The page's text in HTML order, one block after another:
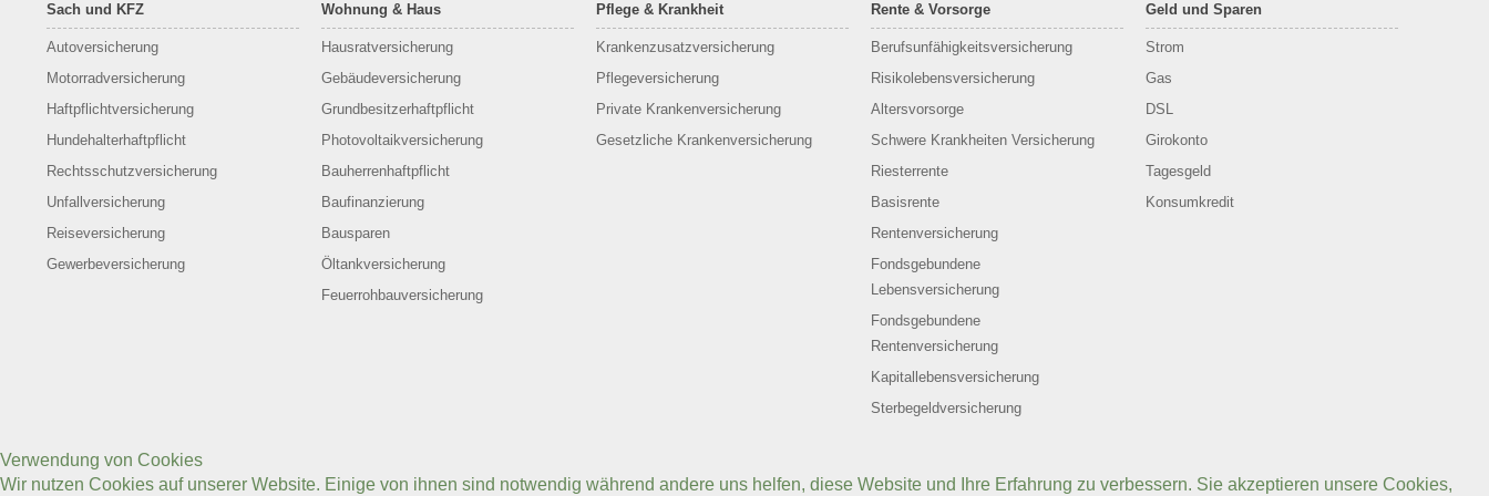
Sach und KFZ
Autoversicherung
Motorradversicherung
Haftpflichtversicherung
Hundehalterhaftpflicht
Rechtsschutzversicherung
Unfallversicherung
Reiseversicherung
Gewerbeversicherung
Wohnung & Haus
Hausratversicherung
Gebäudeversicherung
Grundbesitzerhaftpflicht
Photovoltaikversicherung
Bauherrenhaftpflicht
Baufinanzierung
Bausparen
Öltankversicherung
Feuerrohbauversicherung
Pflege & Krankheit
Krankenzusatzversicherung
Pflegeversicherung
Private Krankenversicherung
Gesetzliche Krankenversicherung
Rente & Vorsorge
Berufs­unfähigkeitsversicherung
Risikolebensversicherung
Altersvorsorge
Schwere Krankheiten Versicherung
Riesterrente
Basisrente
Rentenversicherung
Fondsgebundene
Lebensversicherung
Fondsgebundene
Rentenversicherung
Kapitallebensversicherung
Sterbegeldversicherung
Geld und Sparen
Strom
Gas
DSL
Girokonto
Tagesgeld
Konsumkredit
Verwendung von Cookies
Wir nutzen Cookies auf unserer Website. Einige von ihnen sind notwendig während andere uns helfen, diese Website und Ihre Erfahrung zu verbessern. Sie akzeptieren unsere Cookies,